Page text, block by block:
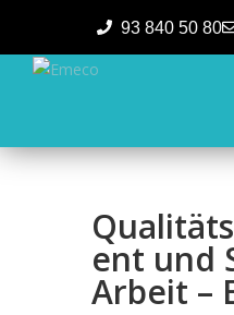
93 840 50 80
ent und
Arbeit –